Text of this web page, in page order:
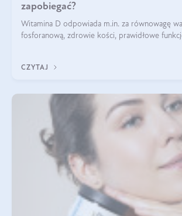
zapobiegać?
Witamina D odpowiada m.in. za równowagę
fosforanową, zdrowie kości, prawidłowe
problemem.
CZYTAJ